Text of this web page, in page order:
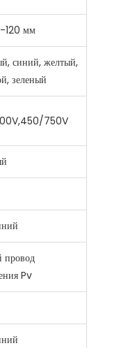
120 мм
синий, желтый,
зеленый
750V
провод
Pv